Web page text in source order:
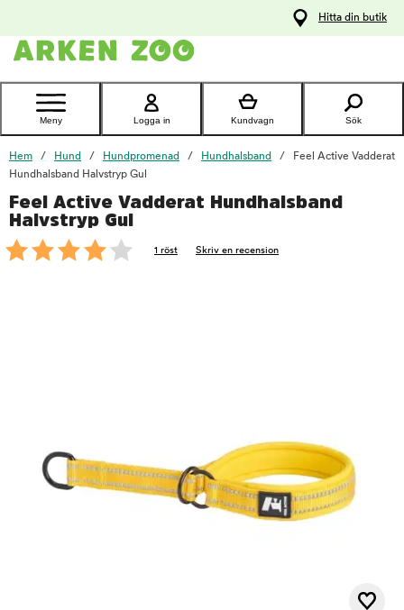
Kontakta
Hitta din butik
Meny Logga in Kundvagn Sök
Hem Hund Hundpromenad Hundhalsband
Feel Active Vadderat
Hundhalsband Halvstryp Gul
Feel Active Vadderat Hundhalsband
Halvstryp Gul
1 röst Skriv en recension
foo